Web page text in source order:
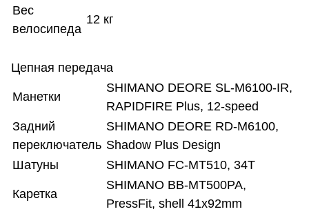
Вес
велосипеда
12 кг
Цепная передача
Манетки
SHIMANO DEORE SL-M6100-IR,
RAPIDFIRE Plus, 12-speed
Задний
переключатель
SHIMANO DEORE RD-M6100,
Shadow Plus Design
Шатуны
SHIMANO FC-MT510, 34T
Каретка
SHIMANO BB-MT500PA,
PressFit, shell 41x92mm